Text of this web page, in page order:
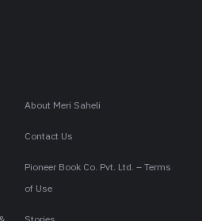
About Meri Saheli
Contact Us
Pioneer Book Co. Pvt. Ltd. – Terms
of Use